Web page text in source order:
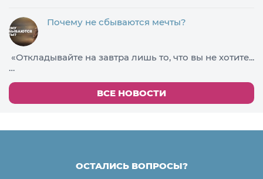
Почему не сбываются мечты?
«Откладывайте на завтра лишь то, что вы не хотите...
…
ВСЕ НОВОСТИ
ОСТАЛИСЬ ВОПРОСЫ?